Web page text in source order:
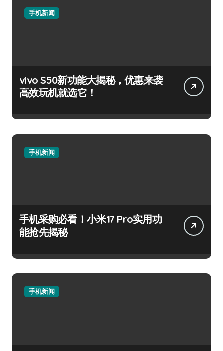
手机新闻
vivo S50新功能大揭秘，优惠来袭
高效玩机就选它！
手机新闻
手机采购必看！小米17 Pro实用功
能抢先揭秘
手机新闻